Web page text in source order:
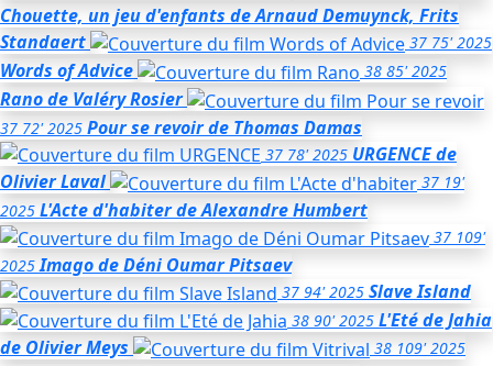
Chouette, un jeu d'enfants de Arnaud Demuynck, Frits
Standaert
37 75' 2025
Words of Advice 38 85' 2025
Ranode Valéry Rosier
37 72' 2025 Pour se revoirde Thomas Damas
37 78' 2025 URGENCEde
Olivier Laval
37 19'
2025 L'Acte d'habiterde Alexandre Humbert
37 109'
2025 Imago de Déni Oumar Pitsaev
37 94' 2025 Slave Island
38 90' 2025 L'Eté de Jahia
de Olivier Meys
38 109' 2025